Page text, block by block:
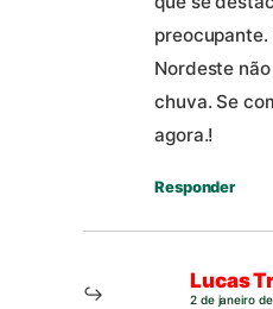
preocupante.
Nordeste
chuva. Se
agora.!
Responder
Lucas
2 de janeiro